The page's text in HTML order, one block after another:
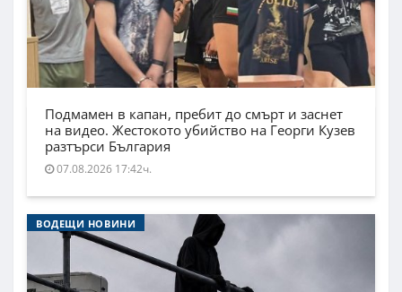
Подмамен в капан, пребит до смърт и заснет
на видео. Жестокото убийство на Георги Кузев
разтърси България
07.08.2026 17:42ч.
ВОДЕЩИ НОВИНИ